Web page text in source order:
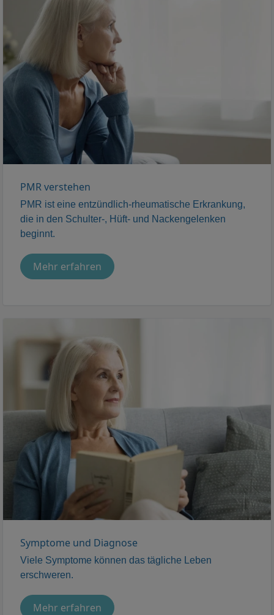
PMR verstehen
PMR ist eine entzündlich-rheumatische Erkrankung,
die in den Schulter-, Hüft- und Nackengelenken
beginnt.
Mehr erfahren
Symptome und Diagnose
Viele Symptome können das tägliche Leben
erschweren.
Mehr erfahren